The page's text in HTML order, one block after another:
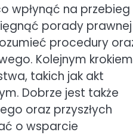
wpłynąć na przebieg
porady
procedury
Kolejnym krokiem
takich jak akt
Dobrze jest także
oraz przyszłych
o wsparcie